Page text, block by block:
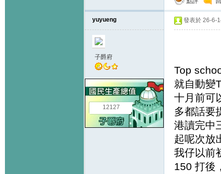
yuyueng
子爵府
12127
發表於 26-6-
Top
就自動變
十月前可
多都話要
港讀完中
起呢次放
我仔以前
150 打後